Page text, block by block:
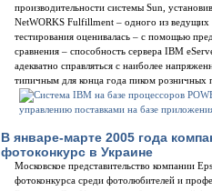
производительности системы Sun,
NetWORKS Fulfillment – одного из
тестирования оценивалась – с помощью
сравнения – способность сервера IBM
адекватно справляться с наиболее
типичным для конца года пиком розничных
В январе-марте 2005 года
фотоконкурс в Украине
Московское представительство компании
фотоконкурса среди фотолюбителей и